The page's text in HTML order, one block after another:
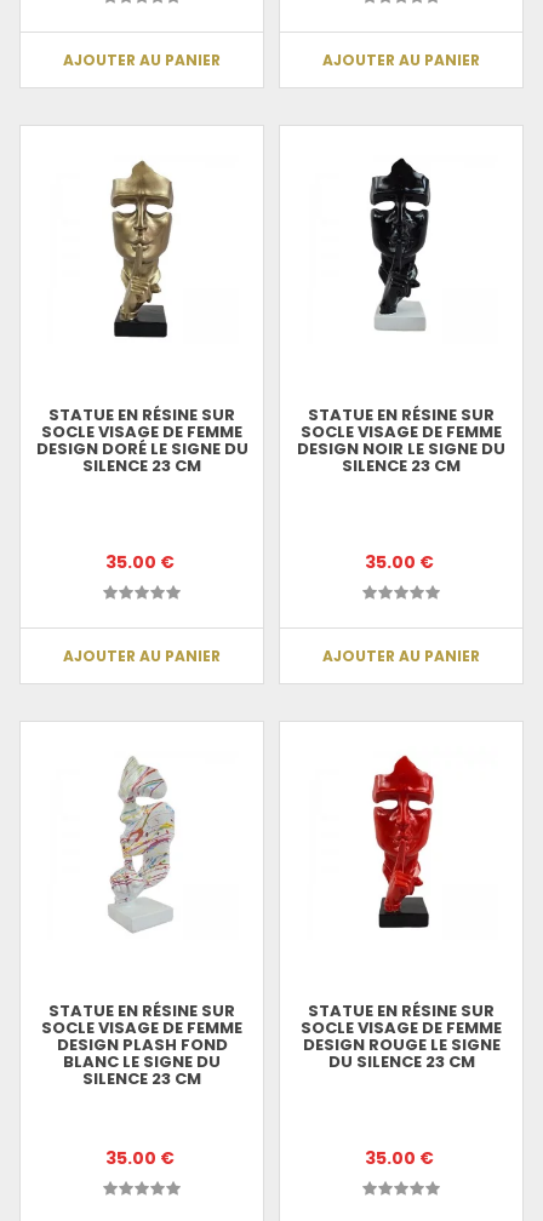
AJOUTER AU PANIER AJOUTER AU PANIER
STATUE EN RÉSINE SUR
SOCLE VISAGE DE FEMME
DESIGN DORÉ LE SIGNE DU
SILENCE 23 CM
35.00 €
AJOUTER AU PANIER
STATUE EN RÉSINE SUR
SOCLE VISAGE DE FEMME
DESIGN NOIR LE SIGNE DU
SILENCE 23 CM
35.00 €
AJOUTER AU PANIER
STATUE EN RÉSINE SUR
SOCLE VISAGE DE FEMME
DESIGN PLASH FOND
BLANC LE SIGNE DU
SILENCE 23 CM
35.00 €
STATUE EN RÉSINE SUR
SOCLE VISAGE DE FEMME
DESIGN ROUGE LE SIGNE
DU SILENCE 23 CM
35.00 €